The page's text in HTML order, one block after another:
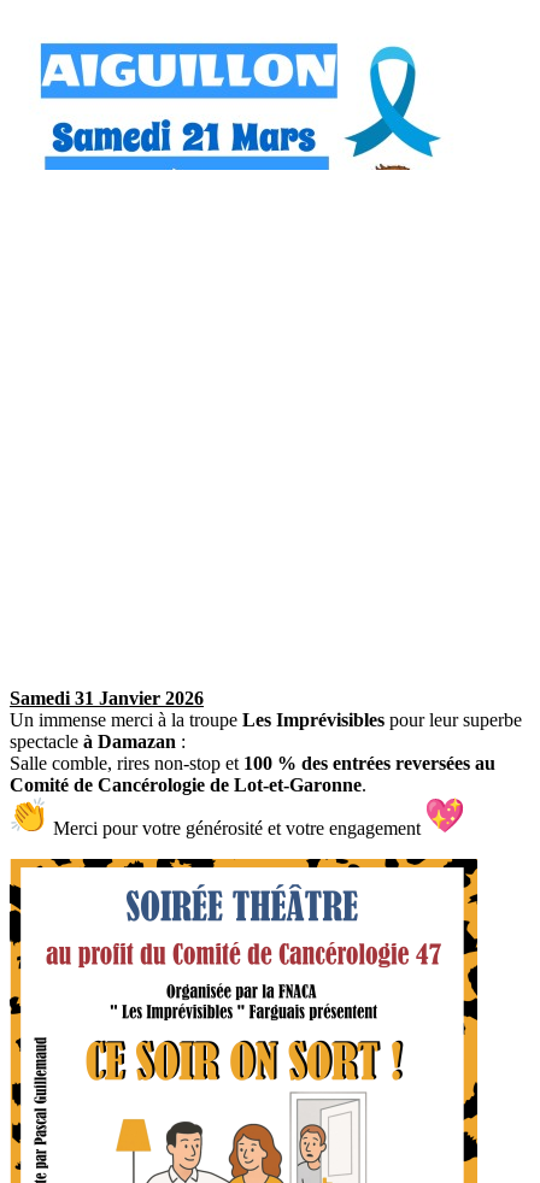
Samedi 31 Janvier 2026
Un immense merci à la troupe Les Imprévisibles pour leur superbe
spectacle à Damazan :
Salle comble, rires non-stop et 100 % des entrées reversées au
Comité de Cancérologie de Lot-et-Garonne.
Merci pour votre générosité et votre engagement